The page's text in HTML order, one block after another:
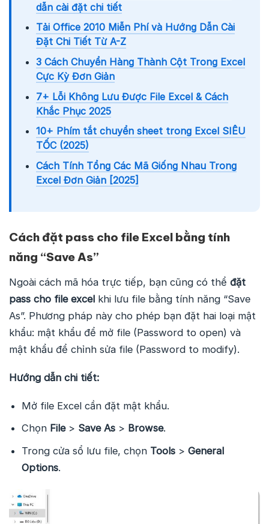
dẫn cài đặt chi tiết
Tải Office 2010 Miễn Phí và Hướng Dẫn Cài
Đặt Chi Tiết Từ A-Z
3 Cách Chuyển Hàng Thành Cột Trong Excel
Cực Kỳ Đơn Giản
7+ Lỗi Không Lưu Được File Excel & Cách
Khắc Phục 2025
10+ Phím tắt chuyển sheet trong Excel SIÊU
TỐC (2025)
Cách Tính Tổng Các Mã Giống Nhau Trong
Excel Đơn Giản [2025]
Cách đặt pass cho file Excel bằng tính
năng “Save As”
Ngoài cách mã hóa trực tiếp, bạn cũng có thể đặt
pass cho file excel khi lưu file bằng tính năng “Save
As”. Phương pháp này cho phép bạn đặt hai loại mật
khẩu: mật khẩu để mở file (Password to open) và
mật khẩu để chỉnh sửa file (Password to modify).
Hướng dẫn chi tiết:
Mở file Excel cần đặt mật khẩu.
Chọn File> Save As > Browse.
Trong cửa sổ lưu file, chọn Tools >General
Options.